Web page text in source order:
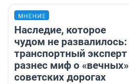
МНЕНИЕ
Наследие, которое
чудом не развалилось:
транспортный эксперт
разнес миф о «вечных»
советских дорогах